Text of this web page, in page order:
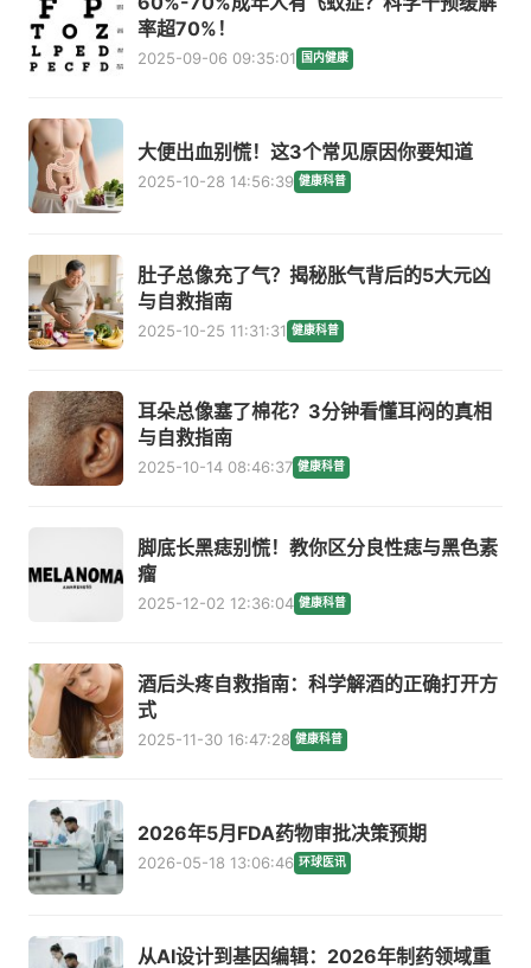
率超70%！
2025-09-06 09:35:01 国内健康
大便出血别慌！这3个常见原因你要知道
2025-10-28 14:56:39 健康科普
肚子总像充了气？揭秘胀气背后的5大元凶
与自救指南
2025-10-25 11:31:31 健康科普
耳朵总像塞了棉花？3分钟看懂耳闷的真相
与自救指南
2025-10-14 08:46:37 健康科普
脚底长黑痣别慌！教你区分良性痣与黑色素
瘤
2025-12-02 12:36:04 健康科普
酒后头疼自救指南：科学解酒的正确打开方
式
2025-11-30 16:47:28 健康科普
2026年5月FDA药物审批决策预期
2026-05-18 13:06:46 环球医讯
从AI设计到基因编辑：2026年制药领域重